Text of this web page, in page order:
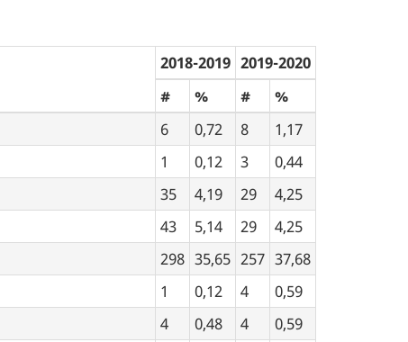
2018-2019 2019-2020
#
% #
%
6 0,72 8
1,17
1 0,12 3
0,44
35 4,19 29
4,25
43 5,14 29
4,25
298 35,65 257 37,68
1 0,12 4
0,59
4 0,48 4
0,59